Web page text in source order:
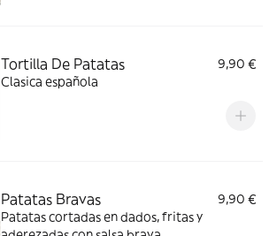
Tortilla De Patatas
9,90 €
Clasica española
Patatas Bravas
9,90 €
Patatas cortadas en dados, fritas y